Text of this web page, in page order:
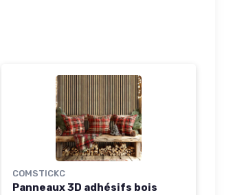
COMSTICKC
Panneaux 3D adhésifs bois